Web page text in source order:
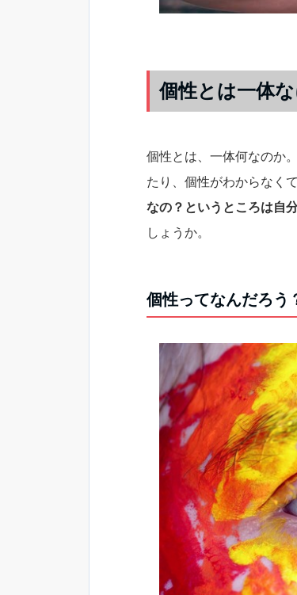
個性とは一体な
個性とは、一体何なのか
たり、個性がわからなく
なの？というところは自
しょうか。
個性ってなんだろう